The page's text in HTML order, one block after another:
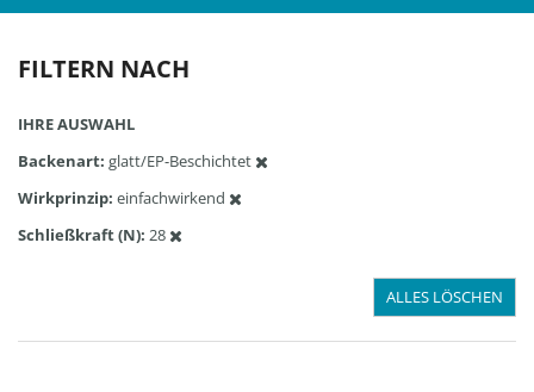
FILTERN NACH
IHRE AUSWAHL
Backenart glatt/EP-Beschichtet
Wirkprinzip einfachwirkend
Schließkraft (N) 28
ALLES LÖSCHEN